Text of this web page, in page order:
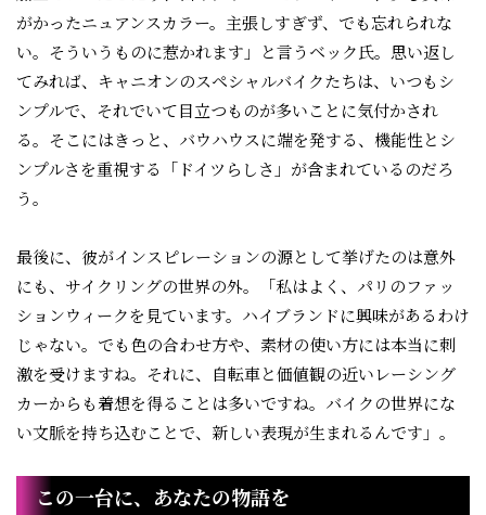
がかったニュアンスカラー。主張しすぎず、でも忘れられな
い。そういうものに惹かれます」と言うベック氏。思い返し
てみれば、キャニオンのスペシャルバイクたちは、いつもシ
ンプルで、それでいて目立つものが多いことに気付かされ
る。そこにはきっと、バウハウスに端を発する、機能性とシ
ンプルさを重視する「ドイツらしさ」が含まれているのだろ
う。
最後に、彼がインスピレーションの源として挙げたのは意外
にも、サイクリングの世界の外。「私はよく、パリのファッ
ションウィークを見ています。ハイブランドに興味があるわけ
じゃない。でも色の合わせ方や、素材の使い方には本当に刺
激を受けますね。それに、自転車と価値観の近いレーシング
カーからも着想を得ることは多いですね。バイクの世界にな
い文脈を持ち込むことで、新しい表現が生まれるんです」。
この一台に、あなたの物語を